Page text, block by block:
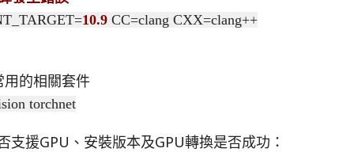
10.9CC=clang CXX=clang++
的相關套件
torchnet
支援GPU、安裝版本及GPU轉換是否成功：